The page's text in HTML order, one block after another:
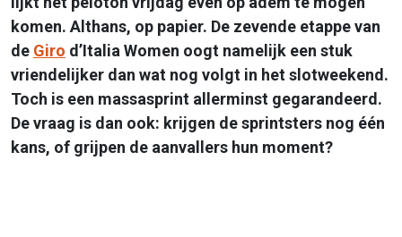
komen. Althans, op papier. De zevende etappe van
de Giro d’Italia Women oogt namelijk een stuk
vriendelijker dan wat nog volgt in het slotweekend.
Toch is een massasprint allerminst gegarandeerd.
De vraag is dan ook: krijgen de sprintsters nog één
kans, of grijpen de aanvallers hun moment?